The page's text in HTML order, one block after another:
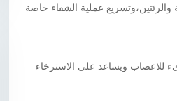
والرئتين،وتسريع عملية الشفاء خاصة
للاعصاب ويساعد على الاسترخاء